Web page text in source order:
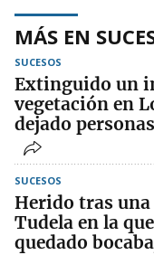
MÁS EN
SUCESOS
Extinguido un
vegetación en
dejado
SUCESOS
Herido tras una
Tudela en la
quedado